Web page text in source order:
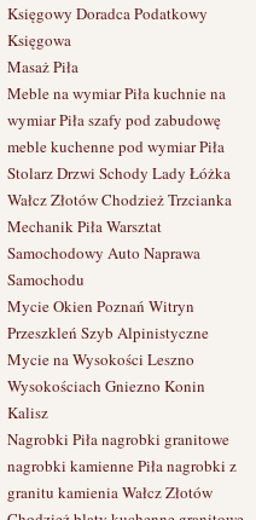
Księgowy Doradca Podatkowy
Księgowa
Masaż Piła
Meble na wymiar Piła kuchnie na
wymiar Piła szafy pod zabudowę
meble kuchenne pod wymiar Piła
Stolarz Drzwi Schody Lady Łóżka
Wałcz Złotów Chodzież Trzcianka
Mechanik Piła Warsztat
Samochodowy Auto Naprawa
Samochodu
Mycie Okien Poznań Witryn
Przeszkleń Szyb Alpinistyczne
Mycie na Wysokości Leszno
Wysokościach Gniezno Konin
Kalisz
Nagrobki Piła nagrobki granitowe
nagrobki kamienne Piła nagrobki z
granitu kamienia Wałcz Złotów